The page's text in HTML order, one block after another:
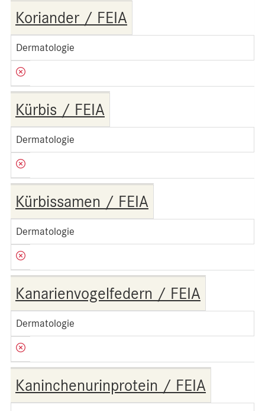
Koriander / FEIA
Dermatologie
Kürbis / FEIA
Dermatologie
Kürbissamen / FEIA
Dermatologie
Kanarienvogelfedern / FEIA
Dermatologie
Kaninchenurinprotein / FEIA